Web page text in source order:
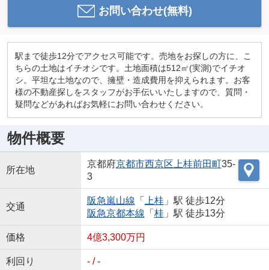
お問い合わせ(無料)
駅まで徒歩12分でアクセス可能です。売地をお探しの方に、こ
ちらの土地はイチオシです。土地面積は512㎡(実測)でイチオ
シ。平坦な土地なので、擁壁・造成費用を抑えられます。お客
様の不動産探しをスタッフがお手伝いいたしますので、質問・
疑問などがあればお気軽にお問い合わせください。
物件概要
所在地
京都府京都市西京区 上桂前田町35-
3
交通
阪急嵐山線 「 上桂」駅 徒歩12分
阪急京都本線 「 桂」駅 徒歩13分
価格 4億3,300万円
利回り - / -